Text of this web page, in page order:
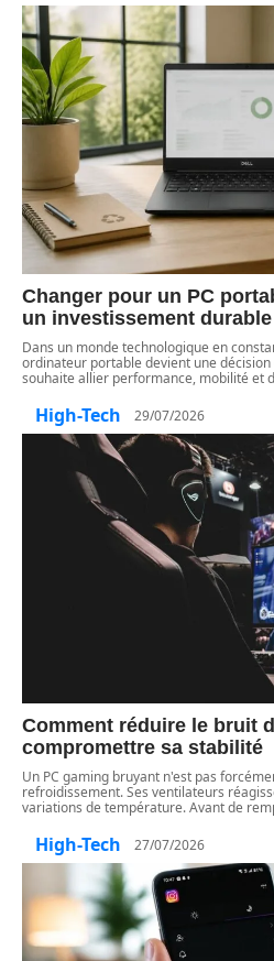
Changer pour un PC
un investissement
Dans un monde technologique en
ordinateur portable devient une
souhaite allier performance, mobilité et
High-Tech 29/07/2026
Comment réduire le bruit
compromettre sa stabilité
Un PC gaming bruyant n'est pas
refroidissement. Ses ventilateurs
variations de température. Avant de
High-Tech 27/07/2026